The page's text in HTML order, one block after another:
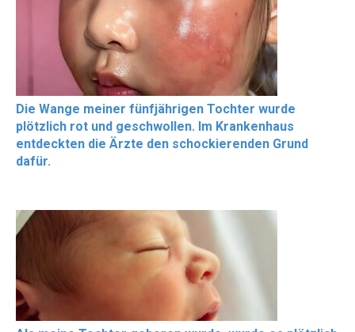
Die Wange meiner fünfjährigen Tochter wurde
plötzlich rot und geschwollen. Im Krankenhaus
entdeckten die Ärzte den schockierenden Grund
dafür.